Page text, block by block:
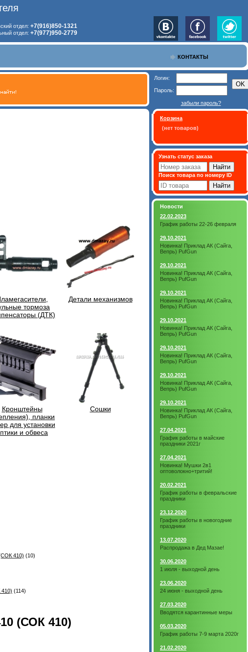
отдел: +7(916)850-1321
отдел: +7(977)950-2779
КОНТАКТЫ
тормоза
(ДТК)
Детали механизмов
Кронштейны
планки
для установки
и обвеса
Сошки
410) (10)
410) (114)
(СОК 410)
Логин:
Пароль:
забыли пароль?
Корзина
(нет товаров)
Узнать статус заказа
Поиск товара по номеру ID
Новости
22.02.2023
График работы 22-26 февраля
29.10.2021
Новинка! Приклад АК (Сайга,
Вепрь) PufGun
29.10.2021
Новинка! Приклад АК (Сайга,
Вепрь) PufGun
29.10.2021
Новинка! Приклад АК (Сайга,
Вепрь) PufGun
29.10.2021
Новинка! Приклад АК (Сайга,
Вепрь) PufGun
29.10.2021
Новинка! Приклад АК (Сайга,
Вепрь) PufGun
29.10.2021
Новинка! Приклад АК (Сайга,
Вепрь) PufGun
29.10.2021
Новинка! Приклад АК (Сайга,
Вепрь) PufGun
27.04.2021
График работы в майские
праздники 2021г
27.04.2021
Новинка! Мушки 2в1
оптоволокно+тритий!
20.02.2021
График работы в февральские
праздники
23.12.2020
График работы в новогодние
праздники
13.07.2020
Распродажа в Дед Мазае!
30.06.2020
1 июля - выходной день
23.06.2020
24 июня - выходной день
27.03.2020
Вводятся карантинные меры
05.03.2020
График работы 7-9 марта 2020г
21.02.2020